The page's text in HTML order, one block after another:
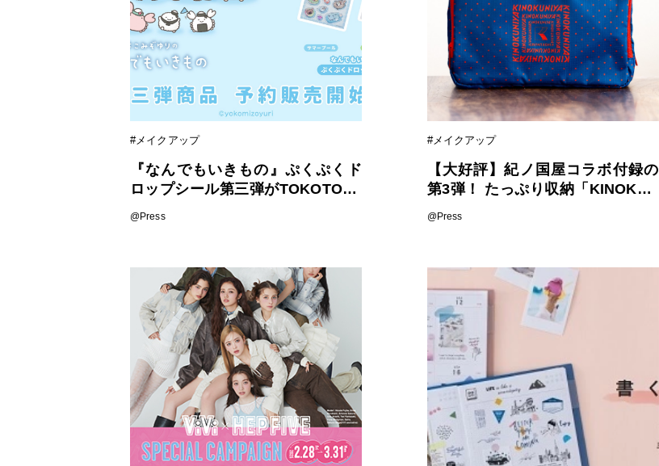
#メイクアップ
『なんでもいきもの』ぷくぷくド
ロップシール第三弾がTOKOTOYZ
から新登場！夏の世界をぎゅっと
@Press
#メイクアップ
【大好評】紀ノ国屋コラボ付録の
第3弾！ たっぷり収納「KINOKUN
IYAセパレート便利ポーチ」つき
@Press